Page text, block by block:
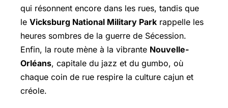
qui résonnent encore dans les rues, tandis que
le Vicksburg National Military Park rappelle les
heures sombres de la guerre de Sécession.
Enfin, la route mène à la vibrante Nouvelle-
Orléans, capitale du jazz et du gumbo, où
chaque coin de rue respire la culture cajun et
créole.